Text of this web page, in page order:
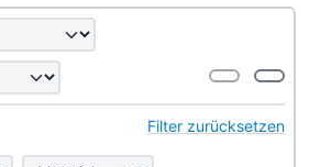
nachfolgenden Artikel umsortieren
nachfolgenden Artikel nach ihren
Filter zurücksetzen